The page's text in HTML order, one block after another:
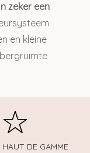
zeker een
en kleine
DE GAMME